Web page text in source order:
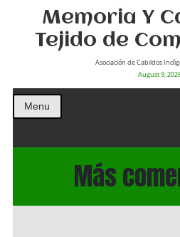
Memoria Y
Tejido de
Asociación de Cabildos
August 9,
Menu
Más